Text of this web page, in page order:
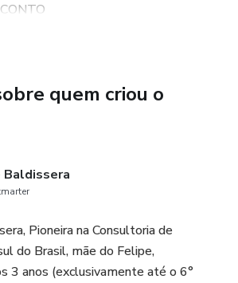
quem criou o
Baldissera
Pioneira na Consultoria de
do Brasil, mãe do Felipe,
3 anos (exclusivamente até o 6°